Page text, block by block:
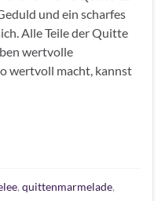
und ein scharfes
Alle Teile der Quitte
wertvolle
wertvoll macht, kannst
, quittenmarmelade,